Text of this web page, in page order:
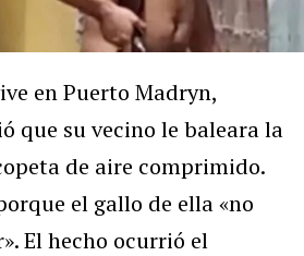
en Puerto Madryn,
que su vecino le baleara la
de aire comprimido.
el gallo de ella «no
El hecho ocurrió el